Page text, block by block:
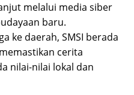
melalui media siber
baru.
ke daerah, SMSI berada
cerita
nilai-nilai lokal dan